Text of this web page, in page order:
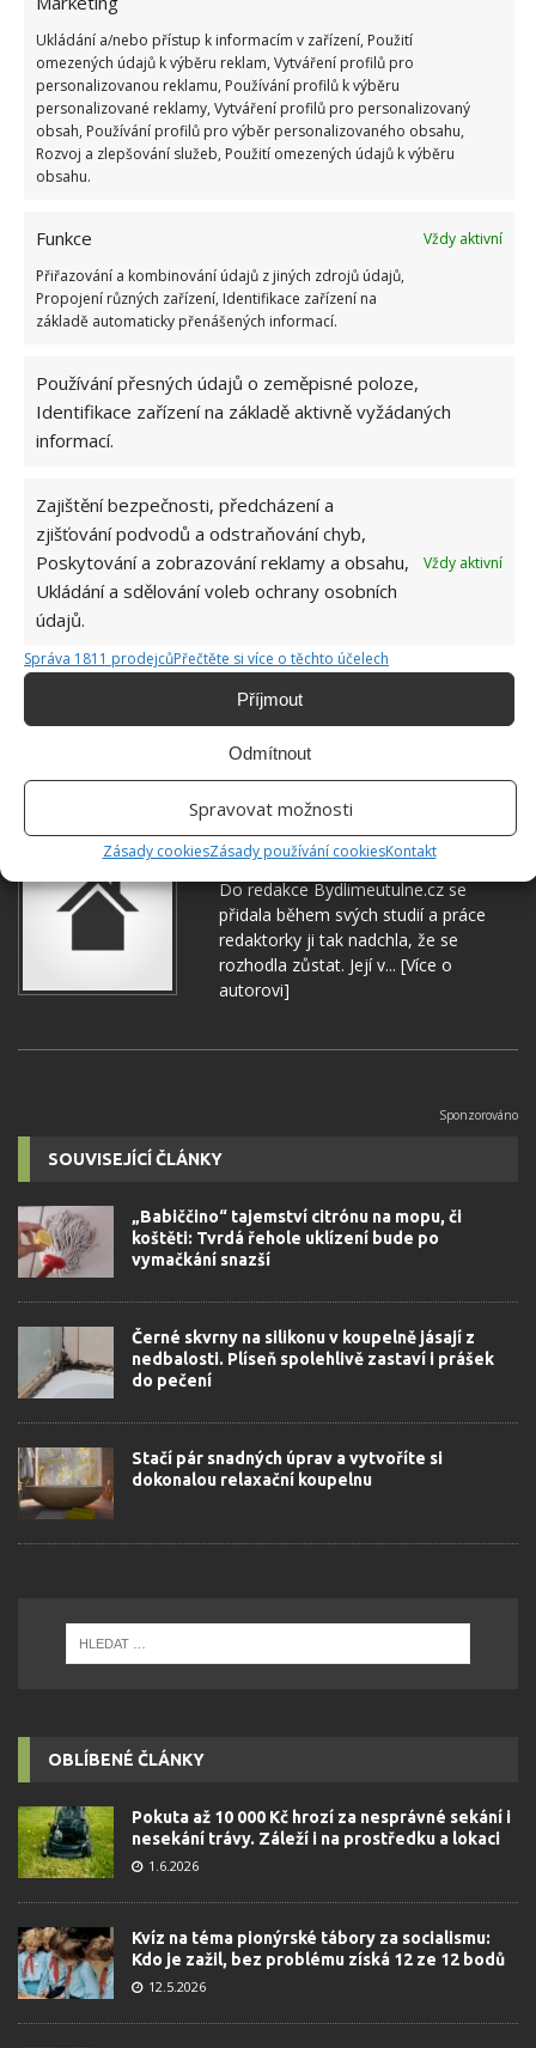
Ukládání a/nebo přístup k informacím v zařízení, Použití
omezených údajů k výběru reklam, Vytváření profilů pro
personalizovanou reklamu, Používání profilů k výběru
personalizované reklamy, Vytváření profilů pro personalizovaný
obsah, Používání profilů pro výběr personalizovaného obsahu,
Rozvoj a zlepšování služeb, Použití omezených údajů k výběru
obsahu.
Funkce
Vždy aktivní
Přiřazování a kombinování údajů z jiných zdrojů údajů,
Propojení různých zařízení, Identifikace zařízení na
základě automaticky přenášených informací.
Používání přesných údajů o zeměpisné poloze,
Identifikace zařízení na základě aktivně vyžádaných
informací.
Zajištění bezpečnosti, předcházení a
zjišťování podvodů a odstraňování chyb,
Poskytování a zobrazování reklamy a obsahu,
Ukládání a sdělování voleb ochrany osobních
údajů.
Vždy aktivní
Správa 1811 prodejcůPřečtěte si více o těchto účelech
Příjmout
Odmítnout
Spravovat možnosti
Zásady cookiesZásady používání cookiesKontakt
Pozor ale, abyste se nenadýchali nebo si
nepotřísnili ruce – je velmi dráždivý.
Odlakovač na nehty. I ten může pomoci, pokud
už jiné metody nefungují.
S pomocí těchto triků ušetříte nemalé peníze.
nebudete muset obávat plísní.
KOUPELNA ÚKLID
Hana Musilová
Do redakce Bydlimeutulne.cz se
přidala během svých studií a práce
redaktorky ji tak nadchla, že se
rozhodla zůstat. Její v... [Více o
autorovi]
SOUVISEJÍCÍ ČLÁNKY
„Babiččino“ tajemství citrónu na mopu, či
koštěti: Tvrdá řehole uklízení bude po
vymačkání snazší
Černé skvrny na silikonu v koupelně jásají z
nedbalosti. Plíseň spolehlivě zastaví i prášek
do pečení
Stačí pár snadných úprav a vytvoříte si
dokonalou relaxační koupelnu
OBLÍBENÉ ČLÁNKY
Pokuta až 10 000 Kč hrozí za nesprávné sekání i
nesekání trávy. Záleží i na prostředku a lokaci
1.6.2026
Kvíz na téma pionýrské tábory za socialismu:
Kdo je zažil, bez problému získá 12 ze 12 bodů
12.5.2026